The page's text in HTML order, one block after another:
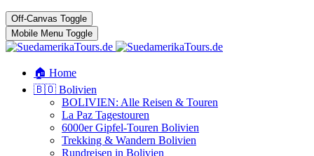
Off-Canvas Toggle
Mobile Menu Toggle
🏠 Home
🇧🇴 Bolivien
BOLIVIEN: Alle Reisen & Touren
La Paz Tagestouren
6000er Gipfel-Touren Bolivien
Trekking & Wandern Bolivien
Rundreisen in Bolivien